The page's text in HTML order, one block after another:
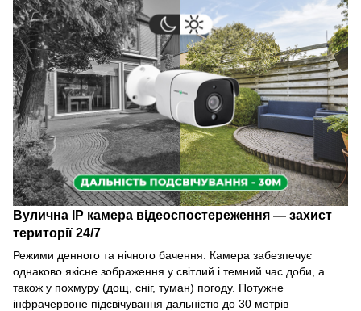
Вулична IP камера відеоспостереження — захист
території 24/7
Режими денного та нічного бачення. Камера забезпечує
однаково якісне зображення у світлий і темний час доби, а
також у похмуру (дощ, сніг, туман) погоду. Потужне
інфрачервоне підсвічування дальністю до 30 метрів